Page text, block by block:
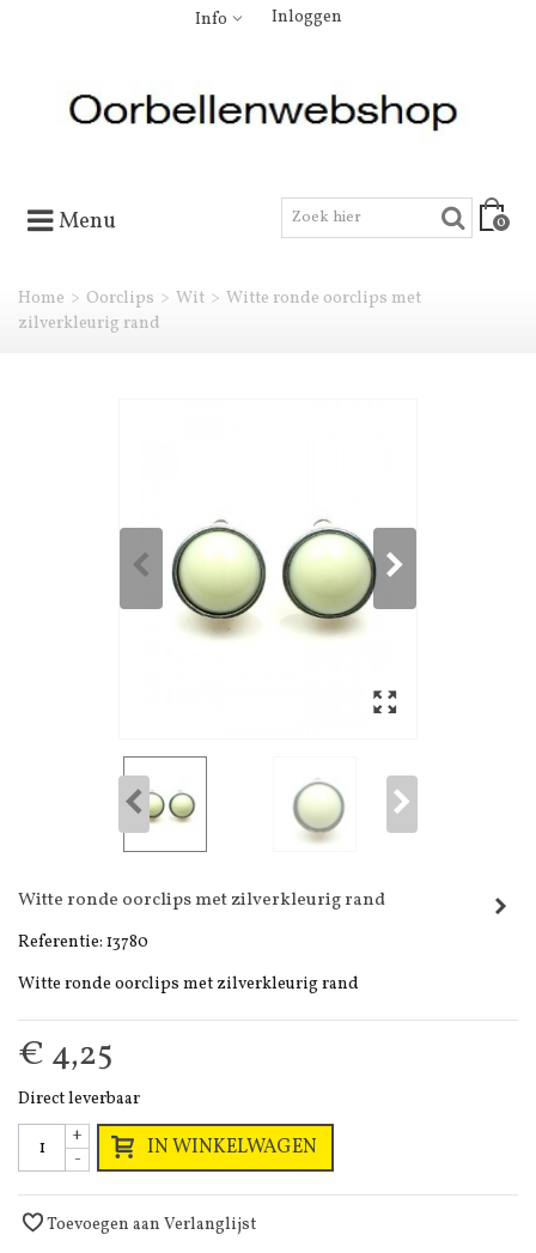
Info Inloggen
Menu 0
Home > Oorclips > Wit > Witte ronde oorclips met
zilverkleurig rand
Witte ronde oorclips met zilverkleurig rand
Referentie: 13780
Witte ronde oorclips met zilverkleurig rand
€ 4,25
Direct leverbaar
-
+ IN WINKELWAGEN
Toevoegen aan Verlanglijst